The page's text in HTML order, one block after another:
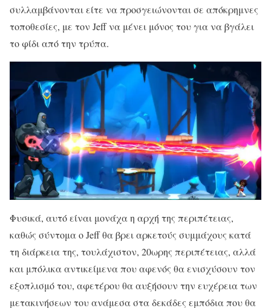
συλλαμβάνονται είτε να προσγειώνονται σε απόκρημνες
τοποθεσίες, με τον Jeff να μένει μόνος του για να βγάλει
το φίδι από την τρύπα.
Φυσικά, αυτό είναι μονάχα η αρχή της περιπέτειας,
καθώς σύντομα ο Jeff θα βρει αρκετούς συμμάχους κατά
τη διάρκεια της, τουλάχιστον, 20ωρης περιπέτειας, αλλά
και μπόλικα αντικείμενα που αφενός θα ενισχύσουν τον
εξοπλισμό του, αφετέρου θα αυξήσουν την ευχέρεια των
μετακινήσεων του ανάμεσα στα δεκάδες εμπόδια που θα